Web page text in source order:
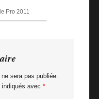
Pro 2011
sera pas publiée.
avec *